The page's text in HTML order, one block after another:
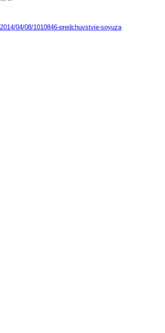
04/08/1010846-predchuvstvie-soyuza